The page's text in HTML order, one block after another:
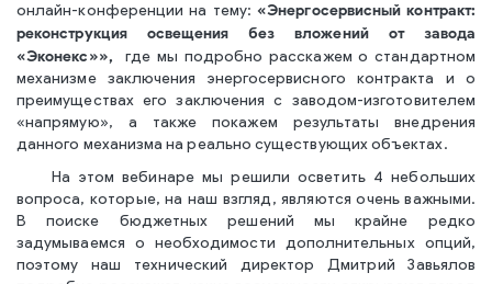
онлайн-конференции на тему: «Энергосервисный контракт:
реконструкция освещения без вложений от завода
«Эконекс»», где мы подробно расскажем о стандартном
механизме заключения энергосервисного контракта и о
преимуществах его заключения с заводом-изготовителем
«напрямую», а также покажем результаты внедрения
данного механизма на реально существующих объектах.
На этом вебинаре мы решили осветить 4 небольших
вопроса, которые, на наш взгляд, являются очень важными.
В поиске бюджетных решений мы крайне редко
задумываемся о необходимости дополнительных опций,
поэтому наш технический директор Дмитрий Завьялов